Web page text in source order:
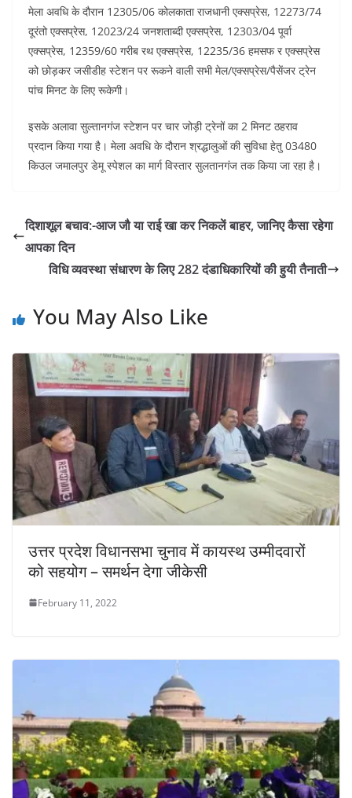
मेला अवधि के दौरान 12305/06 कोलकाता राजधानी एक्सप्रेस, 12273/74
दूरंतो एक्सप्रेस, 12023/24 जनशताब्दी एक्सप्रेस, 12303/04 पूर्वा
एक्सप्रेस, 12359/60 गरीब रथ एक्सप्रेस, 12235/36 हमसफ र एक्सप्रेस
को छोड़कर जसीडीह स्टेशन पर रूकने वाली सभी मेल/एक्सप्रेस/पैसेंजर ट्रेन
पांच मिनट के लिए रूकेगी।
इसके अलावा सुल्तानगंज स्टेशन पर चार जोड़ी ट्रेनों का 2 मिनट ठहराव
प्रदान किया गया है। मेला अवधि के दौरान श्रद्धालुओं की सुविधा हेतु 03480
किउल जमालपुर डेमू स्पेशल का मार्ग विस्तार सुलतानगंज तक किया जा रहा है।
दिशाशूल बचाव:-आज जौ या राई खा कर निकलें बाहर, जानिए कैसा रहेगा
आपका दिन
विधि व्यवस्था संधारण के लिए 282 दंडाधिकारियों की हुयी तैनाती
You May Also Like
उत्तर प्रदेश विधानसभा चुनाव में कायस्थ उम्मीदवारों
को सहयोग – समर्थन देगा जीकेसी
February 11, 2022